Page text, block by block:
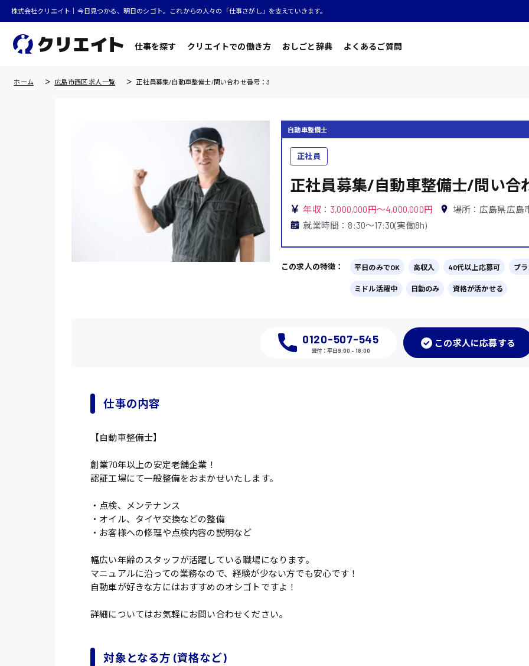
株式会社クリエイト｜今日見つかる、明日のシゴト。これからの人々の「仕事さがし」を支えていきます。
仕事を探す クリエイトでの働き方 おしごと辞典 よくあるご質問
ホーム 広島市西区 求人一覧 正社員募集/自動車整備士/問い合わせ番号：3
自動車整備士
正社員
正社員募集/自動車整備士/問い合
年収：3,000,000円～4,000,000円
場所：広島県広島
就業時間：8:30〜17:30(実働8h)
この求人の特徴： 平日のみでOK 高収入 40代以上応募可 ブ
ミドル活躍中 日勤のみ 資格が活かせる
0120-507-545
受付：平日9:00 - 18:00
この求人に応募する
仕事の内容
【自動車整備士】
創業70年以上の安定老舗企業！
認証工場にて一般整備をおまかせいたします。
・点検、メンテナンス
・オイル、タイヤ交換などの整備
・お客様への修理や点検内容の説明など
幅広い年齢のスタッフが活躍している職場になります。
マニュアルに沿っての業務なので、経験が少ない方でも安心です！
自動車が好きな方にはおすすめのオシゴトですよ！
詳細についてはお気軽にお問い合わせください。
対象となる方 (資格など)